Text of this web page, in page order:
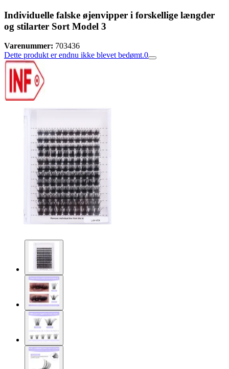
Individuelle falske øjenvipper i forskellige længder
og stilarter Sort Model 3
Varenummer: 703436
Dette produkt er endnu ikke blevet bedømt.0